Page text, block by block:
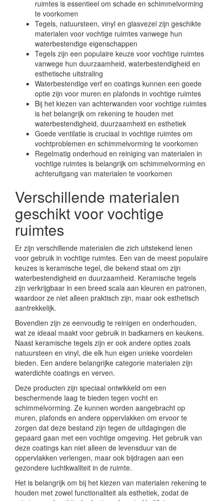
ruimtes is essentieel om schade en schimmelvorming
te voorkomen
Tegels, natuursteen, vinyl en glasvezel zijn geschikte
materialen voor vochtige ruimtes vanwege hun
waterbestendige eigenschappen
Tegels zijn een populaire keuze voor vochtige ruimtes
vanwege hun duurzaamheid, waterbestendigheid en
esthetische uitstraling
Waterbestendige verf en coatings kunnen een goede
optie zijn voor muren en plafonds in vochtige ruimtes
Bij het kiezen van achterwanden voor vochtige ruimtes
is het belangrijk om rekening te houden met
waterbestendigheid, duurzaamheid en esthetiek
Goede ventilatie is cruciaal in vochtige ruimtes om
vochtproblemen en schimmelvorming te voorkomen
Regelmatig onderhoud en reiniging van materialen in
vochtige ruimtes is belangrijk om schimmelvorming en
achteruitgang van materialen te voorkomen
Verschillende materialen
geschikt voor vochtige
ruimtes
Er zijn verschillende materialen die zich uitstekend lenen
voor gebruik in vochtige ruimtes. Een van de meest populaire
keuzes is keramische tegel, die bekend staat om zijn
waterbestendigheid en duurzaamheid. Keramische tegels
zijn verkrijgbaar in een breed scala aan kleuren en patronen,
waardoor ze niet alleen praktisch zijn, maar ook esthetisch
aantrekkelijk.
Bovendien zijn ze eenvoudig te reinigen en onderhouden,
wat ze ideaal maakt voor gebruik in badkamers en keukens.
Naast keramische tegels zijn er ook andere opties zoals
natuursteen en vinyl, die elk hun eigen unieke voordelen
bieden. Een andere belangrijke categorie materialen zijn
waterdichte coatings en verven.
Deze producten zijn speciaal ontwikkeld om een
beschermende laag te bieden tegen vocht en
schimmelvorming. Ze kunnen worden aangebracht op
muren, plafonds en andere oppervlakken om ervoor te
zorgen dat deze bestand zijn tegen de uitdagingen die
gepaard gaan met een vochtige omgeving. Het gebruik van
deze coatings kan niet alleen de levensduur van de
oppervlakken verlengen, maar ook bijdragen aan een
gezondere luchtkwaliteit in de ruimte.
Het is belangrijk om bij het kiezen van materialen rekening te
houden met zowel functionaliteit als esthetiek, zodat de